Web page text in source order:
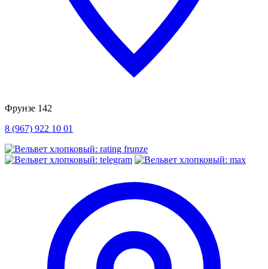
Фрунзе 142
8 (967) 922 10 01